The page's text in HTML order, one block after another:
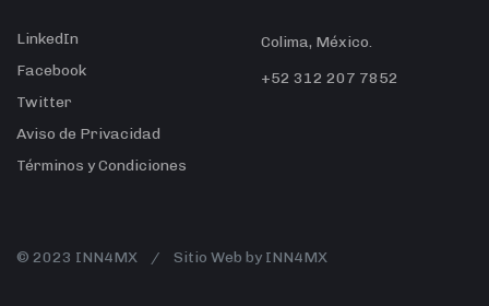
LinkedIn
Facebook
Twitter
Aviso de Privacidad
Términos y Condiciones
Colima, México.
+52 312 207 7852
© 2023 INN4MX / Sitio Web by INN4MX